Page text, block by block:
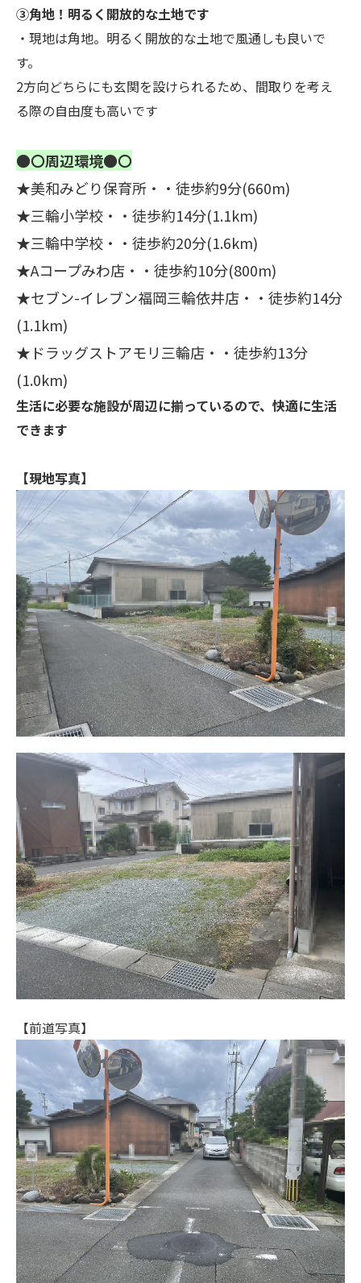
③角地！明るく開放的な土地です
・現地は角地。明るく開放的な土地で風通しも良いで
す。
2方向どちらにも玄関を設けられるため、間取りを考え
る際の自由度も高いです
●〇周辺環境●〇
★美和みどり保育所・・徒歩約9分(660m)
★三輪小学校・・徒歩約14分(1.1km)
★三輪中学校・・徒歩約20分(1.6km)
★Aコープみわ店・・徒歩約10分(800m)
★セブン-イレブン福岡三輪依井店・・徒歩約14分
(1.1km)
★ドラッグストアモリ三輪店・・徒歩約13分
(1.0km)
生活に必要な施設が周辺に揃っているので、快適に生活
できます
【現地写真】
【前道写真】